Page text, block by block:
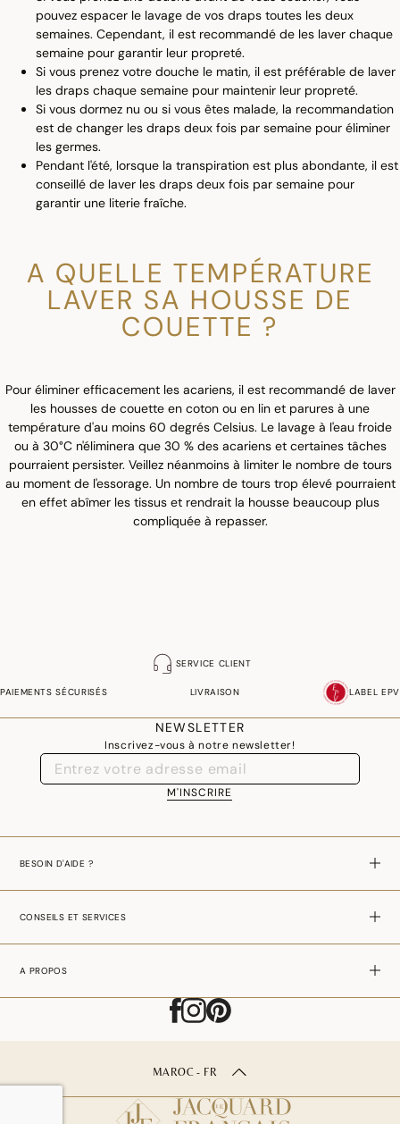
pouvez espacer le lavage de vos draps toutes les deux
semaines. Cependant, il est recommandé de les laver chaque
semaine pour garantir leur propreté.
Si vous prenez votre douche le matin, il est préférable de laver
les draps chaque semaine pour maintenir leur propreté.
Si vous dormez nu ou si vous êtes malade, la recommandation
est de changer les draps deux fois par semaine pour éliminer
les germes.
Pendant l'été, lorsque la transpiration est plus abondante, il est
conseillé de laver les draps deux fois par semaine pour
garantir une literie fraîche.
A QUELLE TEMPÉRATURE
LAVER SA HOUSSE DE
COUETTE ?
Pour éliminer efficacement les acariens, il est recommandé de laver
les housses de couette en coton ou en lin et parures à une
température d'au moins 60 degrés Celsius. Le lavage à l'eau froide
ou à 30°C n'éliminera que 30 % des acariens et certaines tâches
pourraient persister. Veillez néanmoins à limiter le nombre de tours
au moment de l'essorage. Un nombre de tours trop élevé pourraient
en effet abîmer les tissus et rendrait la housse beaucoup plus
compliquée à repasser.
SERVICE CLIENT
PAIEMENTS SÉCURISÉS LIVRAISON LABEL EPV
NEWSLETTER
Inscrivez-vous à notre newsletter!
M'INSCRIRE
BESOIN D'AIDE ?
CONSEILS ET SERVICES
A PROPOS
MAROC - FR